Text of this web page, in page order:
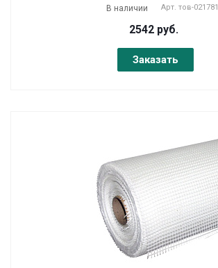
В наличии Арт. тов-021781
2542 руб.
Заказать